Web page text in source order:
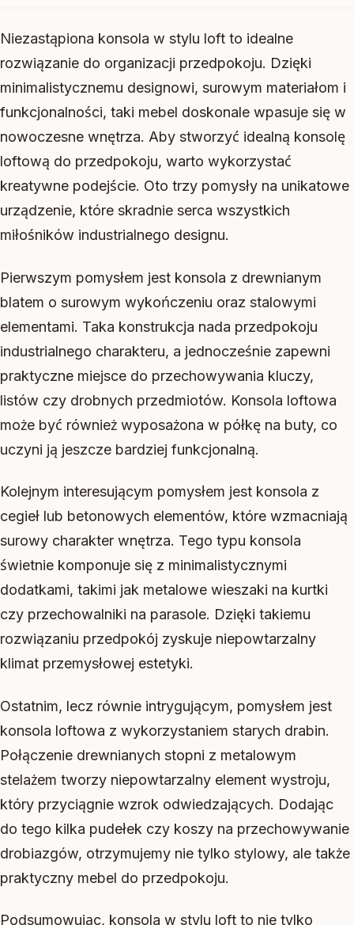
Niezastąpiona konsola w stylu loft to idealne
rozwiązanie do organizacji przedpokoju. Dzięki
minimalistycznemu designowi, surowym materiałom i
funkcjonalności, taki mebel doskonale wpasuje się w
nowoczesne wnętrza. Aby stworzyć idealną konsolę
loftową do przedpokoju, warto wykorzystać
kreatywne podejście. Oto trzy pomysły na unikatowe
urządzenie, które skradnie serca wszystkich
miłośników industrialnego designu.
Pierwszym pomysłem jest konsola z drewnianym
blatem o surowym wykończeniu oraz stalowymi
elementami. Taka konstrukcja nada przedpokoju
industrialnego charakteru, a jednocześnie zapewni
praktyczne miejsce do przechowywania kluczy,
listów czy drobnych przedmiotów. Konsola loftowa
może być również wyposażona w półkę na buty, co
uczyni ją jeszcze bardziej funkcjonalną.
Kolejnym interesującym pomysłem jest konsola z
cegieł lub betonowych elementów, które wzmacniają
surowy charakter wnętrza. Tego typu konsola
świetnie komponuje się z minimalistycznymi
dodatkami, takimi jak metalowe wieszaki na kurtki
czy przechowalniki na parasole. Dzięki takiemu
rozwiązaniu przedpokój zyskuje niepowtarzalny
klimat przemysłowej estetyki.
Ostatnim, lecz równie intrygującym, pomysłem jest
konsola loftowa z wykorzystaniem starych drabin.
Połączenie drewnianych stopni z metalowym
stelażem tworzy niepowtarzalny element wystroju,
który przyciągnie wzrok odwiedzających. Dodając
do tego kilka pudełek czy koszy na przechowywanie
drobiazgów, otrzymujemy nie tylko stylowy, ale także
praktyczny mebel do przedpokoju.
Podsumowując, konsola w stylu loft to nie tylko